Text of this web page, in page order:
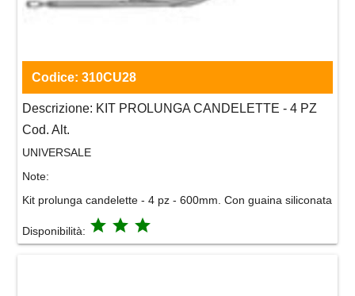
Codice: 310CU28
Descrizione: KIT PROLUNGA CANDELETTE - 4 PZ
Cod. Alt.
UNIVERSALE
Note:
Kit prolunga candelette - 4 pz - 600mm. Con guaina siliconata
Disponibilità: grade grade grade